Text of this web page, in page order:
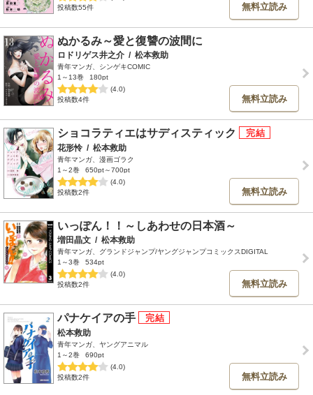
投稿数55件
無料立読み
ぬかるみ～愛と復讐の波間に
ロドリゲス井之介 / 松本救助
青年マンガ、シンゲキCOMIC
1～13巻
180pt
(4.0)
投稿数4件
無料立読み
ショコラティエはサディスティック
花形怜 / 松本救助
青年マンガ、漫画ゴラク
1～2巻
650pt～700pt
(4.0)
投稿数2件
無料立読み
いっぽん！！～しあわせの日本酒～
増田晶文 / 松本救助
青年マンガ、グランドジャンプ/ヤングジャンプコミックスDIGITAL
1～3巻
534pt
(4.0)
投稿数2件
無料立読み
パナケイアの手
松本救助
青年マンガ、ヤングアニマル
1～2巻
690pt
(4.0)
投稿数2件
無料立読み